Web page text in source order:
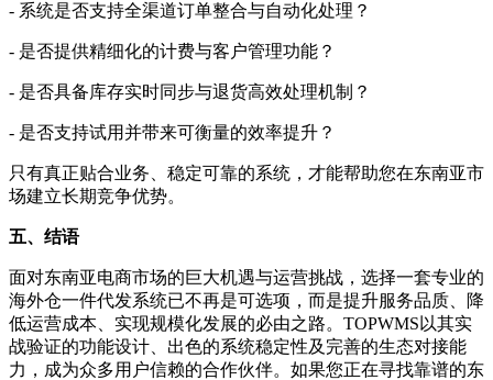
- 系统是否支持全渠道订单整合与自动化处理？
- 是否提供精细化的计费与客户管理功能？
- 是否具备库存实时同步与退货高效处理机制？
- 是否支持试用并带来可衡量的效率提升？
只有真正贴合业务、稳定可靠的系统，才能帮助您在东南亚市
场建立长期竞争优势。
五、结语
面对东南亚电商市场的巨大机遇与运营挑战，选择一套专业的
海外仓一件代发系统已不再是可选项，而是提升服务品质、降
低运营成本、实现规模化发展的必由之路。 TOPWMS以其实
战验证的功能设计、出色的系统稳定性及完善的生态对接能
力，成为众多用户信赖的合作伙伴。如果您正在寻找靠谱的东